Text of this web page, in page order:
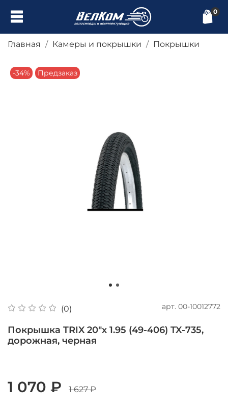
0
Главная Камеры и покрышки Покрышки
-34% Предзаказ
(0) арт. 00-10012772
Покрышка TRIX 20"х 1.95 (49-406) TX-735,
дорожная, черная
1 070 ₽ 1 627 ₽